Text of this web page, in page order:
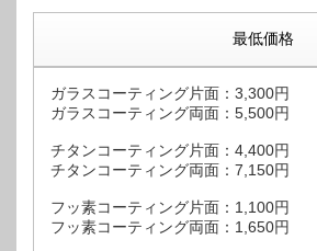
最低価格
ガラスコーティング片面：3,300円
ガラスコーティング両面：5,500円
チタンコーティング片面：4,400円
チタンコーティング両面：7,150円
フッ素コーティング片面：1,100円
フッ素コーティング両面：1,650円